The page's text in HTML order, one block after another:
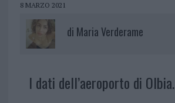
8 MARZO 2021
di Maria Verderame
I dati dell’aeroporto di Olbia.